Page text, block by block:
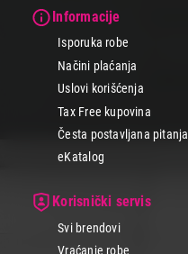
Informacije
Isporuka robe
Načini plaćanja
Uslovi korišćenja
Tax Free kupovina
Česta postavljana pitanja
eKatalog
Korisnički servis
Svi brendovi
Vraćanje robe